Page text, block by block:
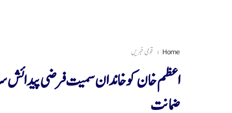
Home قومی خبریں
اعظم خان کوخاندان سمیت فرضی پیدائش
ضمانت